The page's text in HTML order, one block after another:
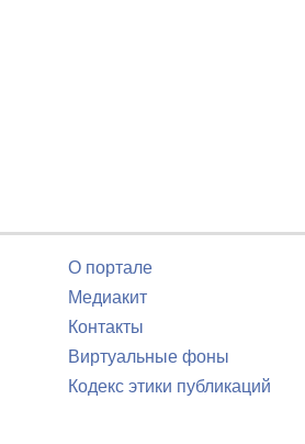
О портале
Медиакит
Контакты
Виртуальные фоны
Кодекс этики публикаций